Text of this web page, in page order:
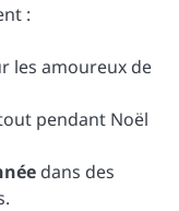
:
les amoureux de
pendant Noël
dans des